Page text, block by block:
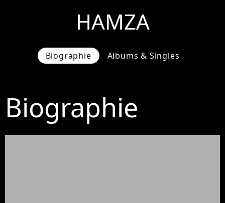
HAMZA
Biographie Albums & Singles
Biographie